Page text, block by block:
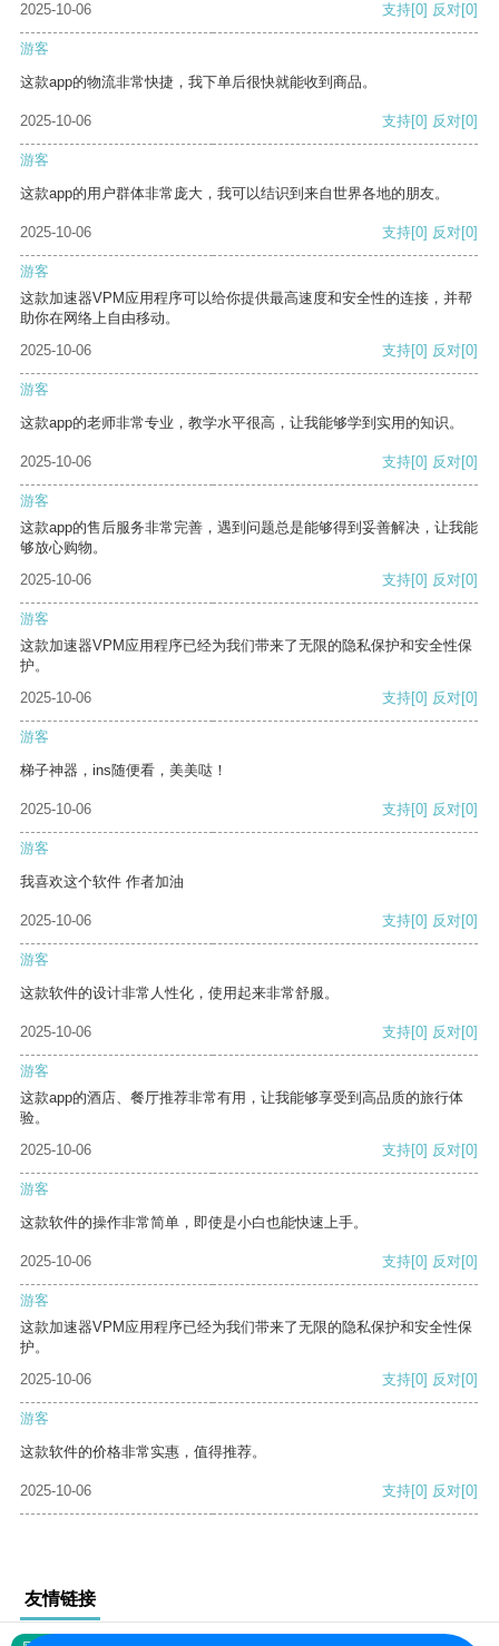
2025-10-06 支持[0] 反对[0]
游客
这款app的物流非常快捷，我下单后很快就能收到商品。
2025-10-06 支持[0] 反对[0]
游客
这款app的用户群体非常庞大，我可以结识到来自世界各地的朋友。
2025-10-06 支持[0] 反对[0]
游客
这款加速器VPM应用程序可以给你提供最高速度和安全性的连接，并帮
助你在网络上自由移动。
2025-10-06
支持[0] 反对[0]
游客
这款app的老师非常专业，教学水平很高，让我能够学到实用的知识。
2025-10-06 支持[0] 反对[0]
游客
这款app的售后服务非常完善，遇到问题总是能够得到妥善解决，让我能
够放心购物。
2025-10-06
支持[0] 反对[0]
游客
这款加速器VPM应用程序已经为我们带来了无限的隐私保护和安全性保
护。
2025-10-06
支持[0] 反对[0]
游客
梯子神器，ins随便看，美美哒！
2025-10-06 支持[0] 反对[0]
游客
我喜欢这个软件 作者加油
2025-10-06 支持[0] 反对[0]
游客
这款软件的设计非常人性化，使用起来非常舒服。
2025-10-06 支持[0] 反对[0]
游客
这款app的酒店、餐厅推荐非常有用，让我能够享受到高品质的旅行体
验。
2025-10-06
支持[0] 反对[0]
游客
这款软件的操作非常简单，即使是小白也能快速上手。
2025-10-06 支持[0] 反对[0]
游客
这款加速器VPM应用程序已经为我们带来了无限的隐私保护和安全性保
护。
2025-10-06
支持[0] 反对[0]
游客
这款软件的价格非常实惠，值得推荐。
2025-10-06 支持[0] 反对[0]
友情链接